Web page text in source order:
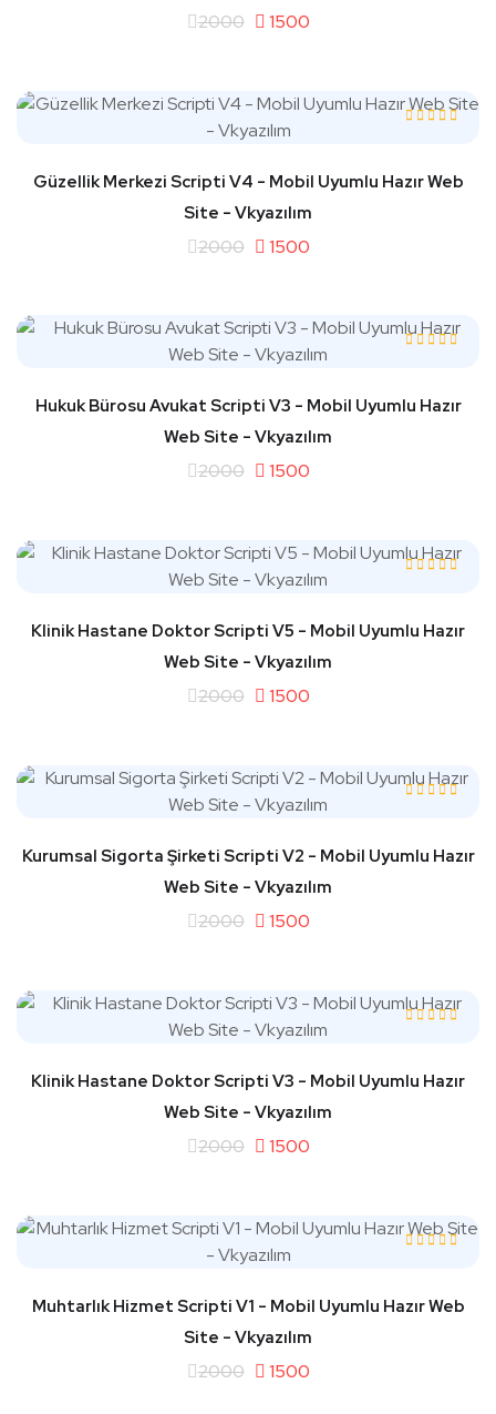
2000 1500
Güzellik Merkezi Scripti V4 - Mobil Uyumlu Hazır Web
Site - Vkyazılım
2000 1500
Hukuk Bürosu Avukat Scripti V3 - Mobil Uyumlu Hazır
Web Site - Vkyazılım
2000 1500
Klinik Hastane Doktor Scripti V5 - Mobil Uyumlu Hazır
Web Site - Vkyazılım
2000 1500
Kurumsal Sigorta Şirketi Scripti V2 - Mobil Uyumlu Hazır
Web Site - Vkyazılım
2000 1500
Klinik Hastane Doktor Scripti V3 - Mobil Uyumlu Hazır
Web Site - Vkyazılım
2000 1500
Muhtarlık Hizmet Scripti V1 - Mobil Uyumlu Hazır Web
Site - Vkyazılım
2000 1500